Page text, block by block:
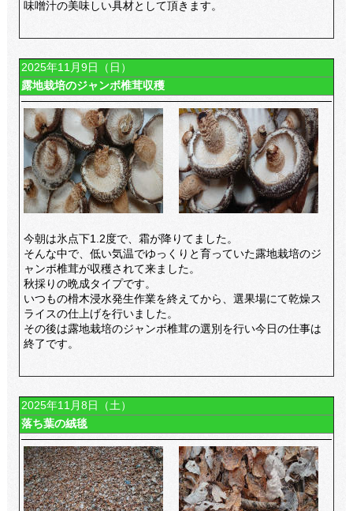
味噌汁の美味しい具材として頂きます。
2025年11月9日（日）
露地栽培のジャンボ椎茸収穫
今朝は氷点下1.2度で、霜が降りてました。
そんな中で、低い気温でゆっくりと育っていた露地栽培のジ
ャンボ椎茸が収穫されて来ました。
秋採りの晩成タイプです。
いつもの榾木浸水発生作業を終えてから、選果場にて乾燥ス
ライスの仕上げを行いました。
その後は露地栽培のジャンボ椎茸の選別を行い今日の仕事は
終了です。
2025年11月8日（土）
落ち葉の絨毯